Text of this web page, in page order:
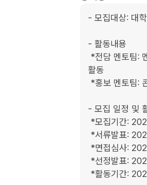
- 모집대상: 대
- 활동내용
활동
- 모집 일정 및